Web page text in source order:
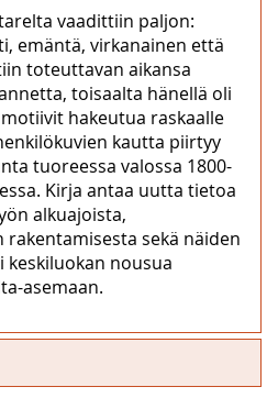
vaadittiin paljon:
emäntä, virkanainen että
toteuttavan aikansa
toisaalta hänellä oli
hakeutua raskaalle
kautta piirtyy
tuoreessa valossa 1800-
Kirja antaa uutta tietoa
alkuajoista,
sekä näiden
keskiluokan nousua
asemaan.